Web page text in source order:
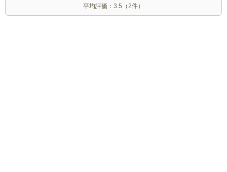
平均評価： 3.5 （2件）